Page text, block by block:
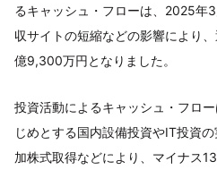
るキャッシュ・フローは、2025年
収サイトの短縮などの影響により
億9,300万円となりました。
投資活動によるキャッシュ・フロ
じめとする国内設備投資やIT投資
加株式取得などにより、マイナス